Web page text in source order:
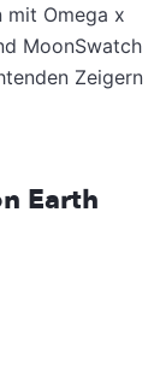
mit Omega x
MoonSwatch
Zeigern
Earth